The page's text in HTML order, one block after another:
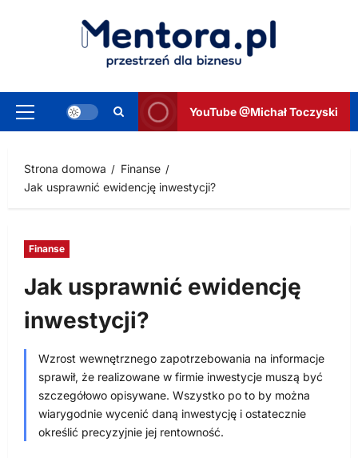
Menu
YouTube @Michał Toczyski
Strona domowa
Finanse
Jak usprawnić ewidencję inwestycji?
Finanse
Jak usprawnić ewidencję
inwestycji?
Wzrost wewnętrznego zapotrzebowania na informacje
sprawił, że realizowane w firmie inwestycje muszą być
szczegółowo opisywane. Wszystko po to by można
wiarygodnie wycenić daną inwestycję i ostatecznie
określić precyzyjnie jej rentowność.